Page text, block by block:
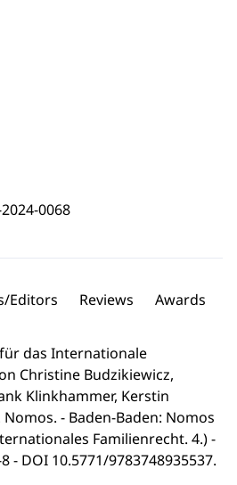
0068
Editors Reviews Awards
das Internationale
Christine Budzikiewicz,
Klinkhammer, Kerstin
- Baden-Baden: Nomos
Familienrecht. 4.) -
- DOI 10.5771/9783748935537.